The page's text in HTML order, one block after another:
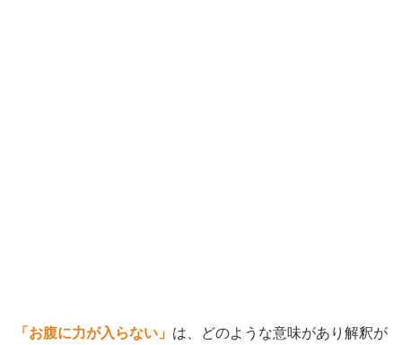
「お腹に力が入らない」 は、どのような意味があり解釈が